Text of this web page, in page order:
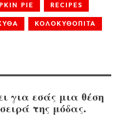
PIE RECIPES
ΚΟΛΟΚΥΘΟΠΙΤΑ
για εσάς μια θέση
της μόδας.